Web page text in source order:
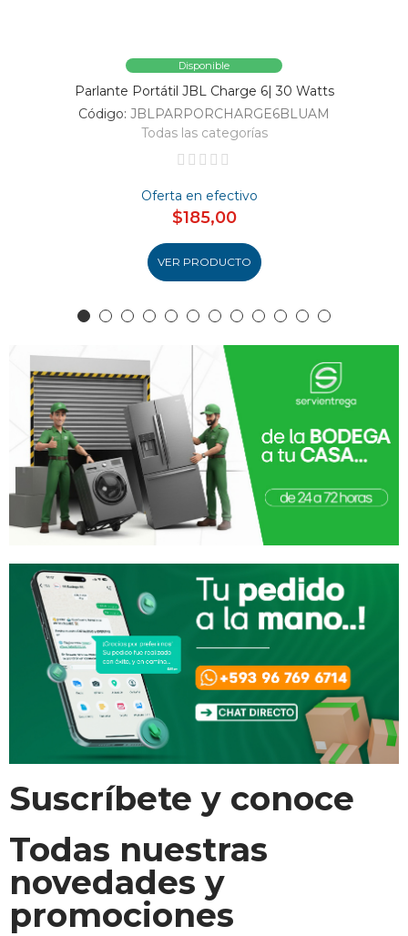
Disponible
Parlante Portátil JBL Charge 6| 30 Watts
Código: JBLPARPORCHARGE6BLUAM
Todas las categorías
Oferta en efectivo
$185,00
VER PRODUCTO
Suscríbete y conoce
Todas nuestras
novedades y
promociones